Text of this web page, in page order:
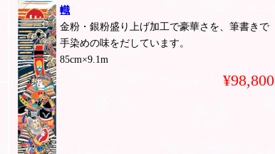
幟
金粉・銀粉盛り上げ加工で豪華さを、筆書きで
手染めの味をだしています。
85cm×9.1m
¥98,800